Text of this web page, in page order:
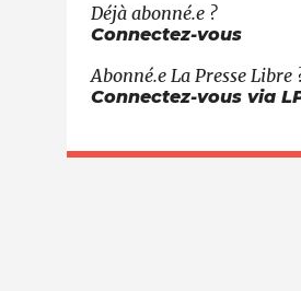
Déjà abonné.e ?
Connectez-vous
Abonné.e La Presse Libre
Connectez-vous via